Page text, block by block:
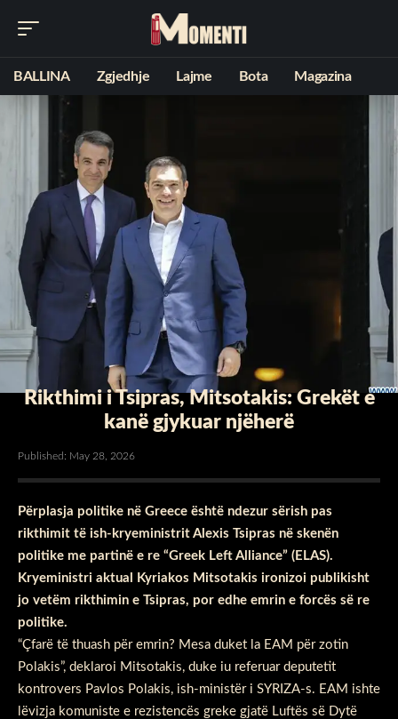
BALLINA Zgjedhje Lajme Bota Magazina
Rikthimi i Tsipras, Mitsotakis: Grekët e
kanë gjykuar njëherë
Published: May 28, 2026
Përplasja politike në Greece është ndezur sërish pas
rikthimit të ish-kryeministrit Alexis Tsipras në skenën
politike me partinë e re “Greek Left Alliance” (ELAS).
Kryeministri aktual Kyriakos Mitsotakis ironizoi publikisht
jo vetëm rikthimin e Tsipras, por edhe emrin e forcës së re
politike.
“Çfarë të thuash për emrin? Mesa duket la EAM për zotin
Polakis”, deklaroi Mitsotakis, duke iu referuar deputetit
kontrovers Pavlos Polakis, ish-ministër i SYRIZA-s. EAM ishte
lëvizja komuniste e rezistencës greke gjatë Luftës së Dytë